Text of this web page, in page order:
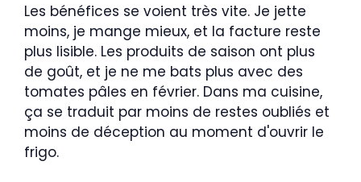
Les bénéfices se voient très vite. Je jette
moins, je mange mieux, et la facture reste
plus lisible. Les produits de saison ont plus
de goût, et je ne me bats plus avec des
tomates pâles en février. Dans ma cuisine,
ça se traduit par moins de restes oubliés et
moins de déception au moment d'ouvrir le
frigo.